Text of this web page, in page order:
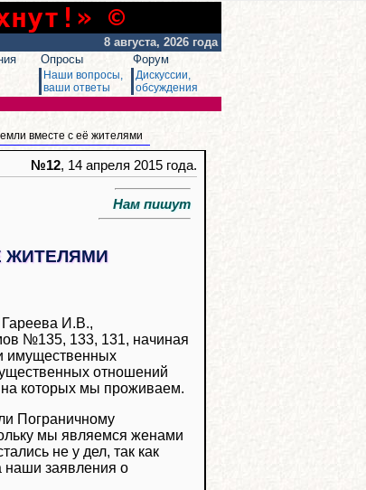
©
8 августа, 2026 года
Опросы
Наши вопросы,
ваши ответы
Форум
Дискуссии,
обсуждения
вместе с её жителями
№12, 14 апреля 2015 года.
Нам пишут
ЖИТЕЛЯМИ
И.В.,
№135, 133, 131, начиная
имущественных
отношений
на которых мы проживаем.
Пограничному
мы являемся женами
не у дел, так как
наши заявления о